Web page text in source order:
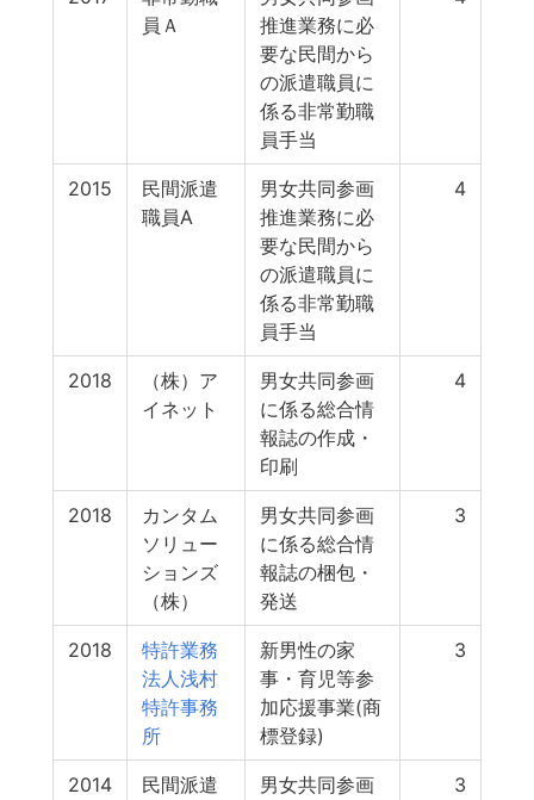
員Ａ
推進業務に必
要な民間から
の派遣職員に
係る非常勤職
員手当
2015
民間派遣
職員A
男女共同参画
推進業務に必
要な民間から
の派遣職員に
係る非常勤職
員手当
4
2018
（株）ア
イネット
男女共同参画
に係る総合情
報誌の作成・
印刷
4
2018
カンタム
ソリュー
ションズ
（株）
男女共同参画
に係る総合情
報誌の梱包・
発送
3
2018
特許業務
法人浅村
特許事務
所
新男性の家
事・育児等参
加応援事業(商
標登録)
3
2014
民間派遣
男女共同参画
3